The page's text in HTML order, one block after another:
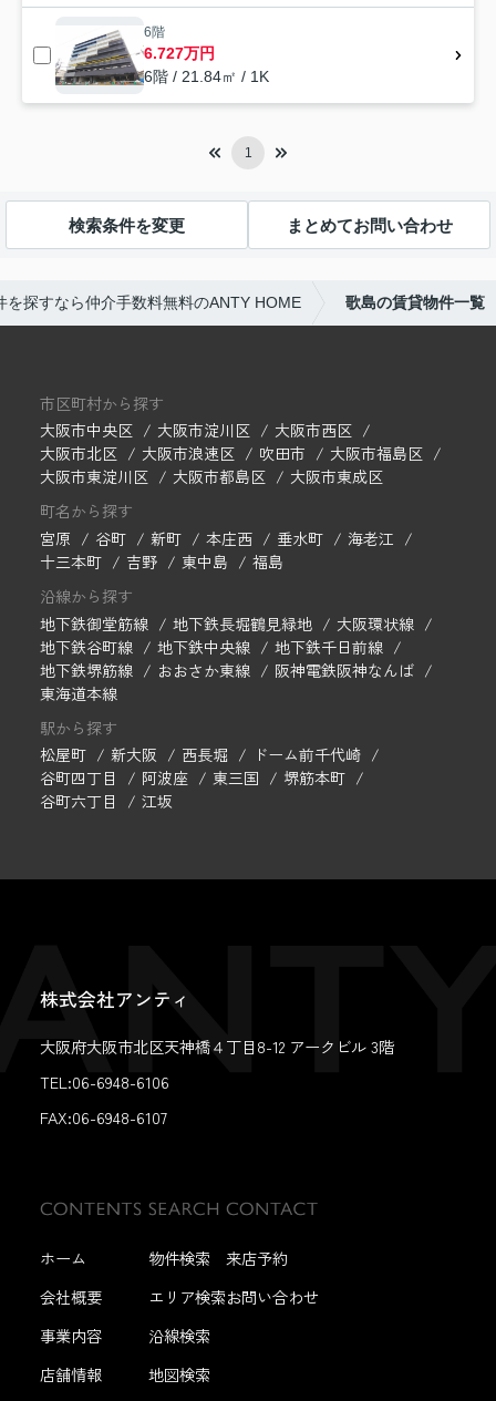
6階
6.727万円
6階 / 21.84㎡ / 1K
1
検索条件を変更 まとめてお問い合わせ
を探すなら仲介手数料無料のANTY HOME 歌島の賃貸物件一覧
市区町村から探す
大阪市中央区
大阪市淀川区
大阪市西区
大阪市北区
大阪市浪速区 吹田市
大阪市福島区
大阪市東淀川区
大阪市都島区
大阪市東成区
町名から探す
宮原
谷町 新町 本庄西 垂水町
海老江
十三本町
吉野 東中島
福島
沿線から探す
地下鉄御堂筋線
地下鉄長堀鶴見緑地
大阪環状線
地下鉄谷町線
地下鉄中央線
地下鉄千日前線
地下鉄堺筋線
おおさか東線
阪神電鉄阪神なんば
東海道本線
駅から探す
松屋町
新大阪 西長堀
ドーム前千代崎
谷町四丁目
阿波座 東三国
堺筋本町
谷町六丁目
江坂
株式会社アンティ
大阪府大阪市北区天神橋４丁目8-12 アークビル 3階
TEL:06-6948-6106
FAX:06-6948-6107
ホーム
会社概要
事業内容
店舗情報
物件検索
エリア検索
沿線検索
地図検索
来店予約
お問い合わせ